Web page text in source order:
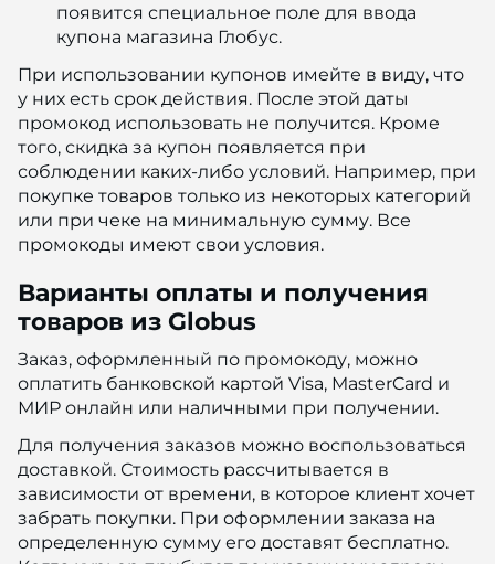
появится специальное поле для ввода
купона магазина Глобус.
При использовании купонов имейте в виду, что
у них есть срок действия. После этой даты
промокод использовать не получится. Кроме
того, скидка за купон появляется при
соблюдении каких-либо условий. Например, при
покупке товаров только из некоторых категорий
или при чеке на минимальную сумму. Все
промокоды имеют свои условия.
Варианты оплаты и получения
товаров из Globus
Заказ, оформленный по промокоду, можно
оплатить банковской картой Visa, MasterCard и
МИР онлайн или наличными при получении.
Для получения заказов можно воспользоваться
доставкой. Стоимость рассчитывается в
зависимости от времени, в которое клиент хочет
забрать покупки. При оформлении заказа на
определенную сумму его доставят бесплатно.